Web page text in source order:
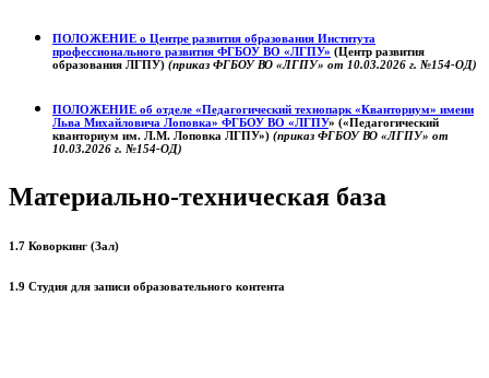
ПОЛОЖЕНИЕ о Центре развития образования Института
профессионального развития ФГБОУ ВО «ЛГПУ» (Центр развития
образования ЛГПУ) (приказ ФГБОУ ВО «ЛГПУ» от 10.03.2026 г. №154-ОД)
ПОЛОЖЕНИЕ об отделе «Педагогический технопарк «Кванториум» имени
Льва Михайловича Лоповка» ФГБОУ ВО «ЛГПУ» («Педагогический
кванториум им. Л.М. Лоповка ЛГПУ») (приказ ФГБОУ ВО «ЛГПУ» от
10.03.2026 г. №154-ОД)
Материально-техническая база
1.7 Коворкинг (Зал)
1.9 Студия для записи образовательного контента